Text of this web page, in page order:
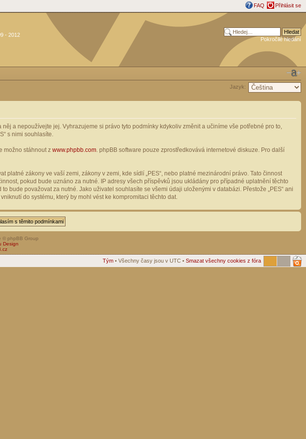
FAQ Přihlásit se
- 2012
Pokročilé hledání
Jazyk:
a nepoužívejte jej. Vyhrazujeme si právo tyto podmínky kdykoliv změnit a učiníme vše potřebné pro to,
s nimi souhlasíte.
možno stáhnout z www.phpbb.com . phpBB software pouze zprostředkovává internetové diskuze. Pro další
zákony ve vaší zemi, zákony v zemi, kde sídlí „PES“, nebo platné mezinárodní právo. Tato činnost
pokud bude uznáno za nutné. IP adresy všech příspěvků jsou ukládány pro případné uplatnění těchto
bude považovat za nutné. Jako uživatel souhlasíte se všemi údaji uloženými v databázi. Přestože „PES“ ani
do systému, který by mohl vést ke kompromitaci těchto dat.
© phpBB Group
Design
Tým • Všechny časy jsou v UTC • Smazat všechny cookies z fóra